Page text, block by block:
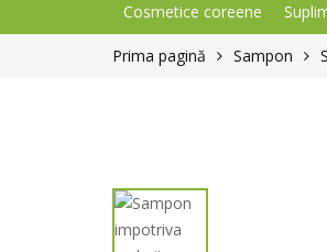
Cosmetice coreene
Prima pagină Sampon